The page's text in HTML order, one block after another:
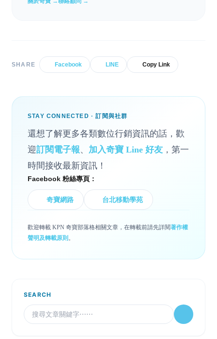
SHARE Facebook LINE Copy Link
STAY CONNECTED · 訂閱與社群
還想了解更多各類數位行銷資訊的話，歡
迎訂閱電子報、 加入奇寶 Line 好友 ，第一
時間接收最新資訊！
Facebook 粉絲專頁：
奇寶網路 台北移動學苑
歡迎轉載 KPN 奇寶部落格相關文章，在轉載前請先詳閱著作權
聲明及轉載原則 。
SEARCH